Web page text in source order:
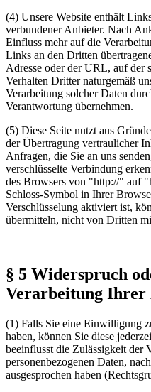
(4) Unsere Website enthält
verbundener Anbieter. Nach
Einfluss mehr auf die
Links an den Dritten
Adresse oder der URL, auf der
Verhalten Dritter naturgemäß
Verarbeitung solcher Daten
Verantwortung übernehmen.
(5) Diese Seite nutzt aus
der Übertragung vertraulicher
Anfragen, die Sie an uns
verschlüsselte Verbindung
des Browsers von "http://" auf
Schloss-Symbol in Ihrer
Verschlüsselung aktiviert ist,
übermitteln, nicht von Dritten
§ 5 Widerspruch
Verarbeitung Ihrer
(1) Falls Sie eine Einwilligung
haben, können Sie diese
beeinflusst die Zulässigkeit der
personenbezogenen Daten,
ausgesprochen haben